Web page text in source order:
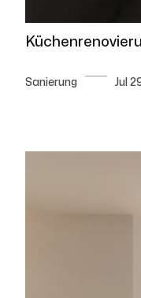
Sanierung Jul